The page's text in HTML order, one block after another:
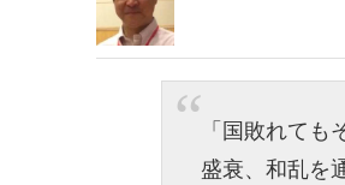
「国敗れて
盛衰、和乱を